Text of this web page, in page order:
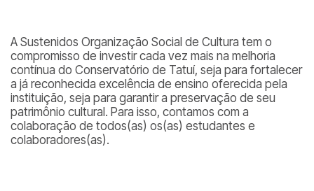
A Sustenidos Organização Social de Cultura tem o
compromisso de investir cada vez mais na melhoria
contínua do Conservatório de Tatuí, seja para fortalecer
a já reconhecida excelência de ensino oferecida pela
instituição, seja para garantir a preservação de seu
patrimônio cultural. Para isso, contamos com a
colaboração de todos(as) os(as) estudantes e
colaboradores(as).